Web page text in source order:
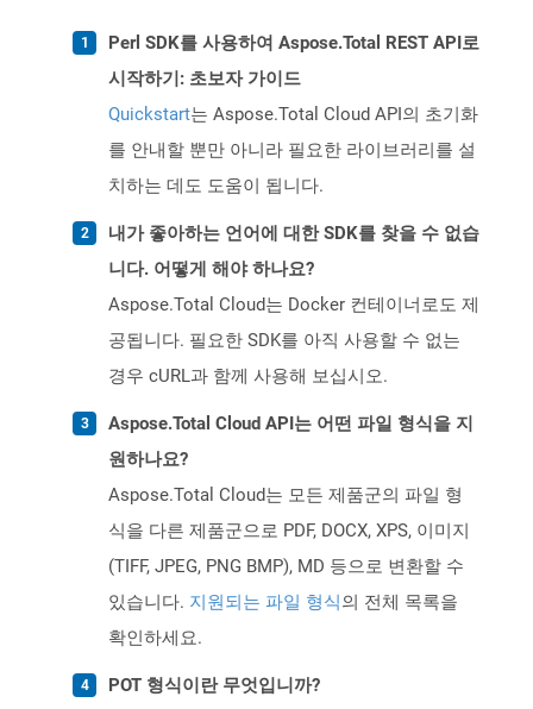
Perl SDK를 사용하여 Aspose.Total REST API로
시작하기: 초보자 가이드
Quickstart는 Aspose.Total Cloud API의 초기화
를 안내할 뿐만 아니라 필요한 라이브러리를 설
치하는 데도 도움이 됩니다.
내가 좋아하는 언어에 대한 SDK를 찾을 수 없습
니다. 어떻게 해야 하나요?
Aspose.Total Cloud는 Docker 컨테이너로도 제
공됩니다. 필요한 SDK를 아직 사용할 수 없는
경우 cURL과 함께 사용해 보십시오.
Aspose.Total Cloud API는 어떤 파일 형식을 지
원하나요?
Aspose.Total Cloud는 모든 제품군의 파일 형
식을 다른 제품군으로 PDF, DOCX, XPS, 이미지
(TIFF, JPEG, PNG BMP), MD 등으로 변환할 수
있습니다. 지원되는 파일 형식의 전체 목록을
확인하세요.
POT 형식이란 무엇입니까?